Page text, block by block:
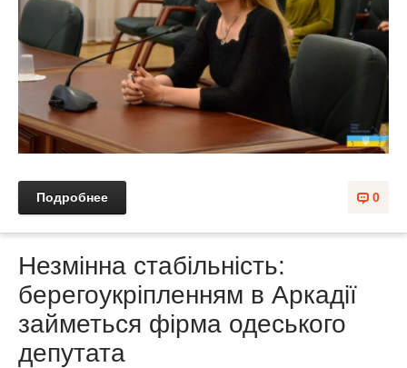
0
Подробнее
Незмінна стабільність:
берегоукріпленням в Аркадії
займеться фірма одеського
депутата